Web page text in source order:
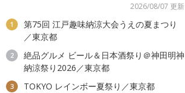
2026/08/07 更新
1
第75回 江戸趣味納涼大会うえの夏まつり
／東京都
2
絶品グルメ ビール＆日本酒祭り＠神田明神
納涼祭り2026／東京都
3 TOKYO レインボー夏祭り／東京都